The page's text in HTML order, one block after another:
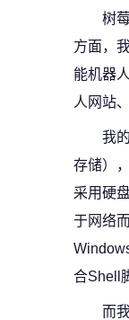
树
方面，
能机器
人网站
我
存储）
采用硬
于网络
合Shell
而